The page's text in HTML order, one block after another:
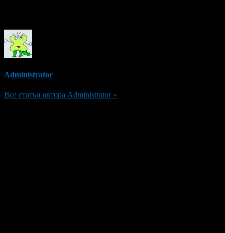
Administrator
Все статьи автора Administrator »